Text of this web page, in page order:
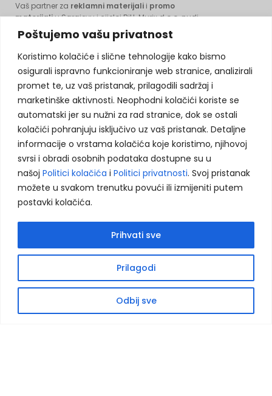
Koristimo kolačiće kako bismo poboljšali vaše
korisničko iskustvo, analizirali saobraćaj i
prikazali prilagođeni sadržaj. Više informacija
možete pronaći u našojPolitici privatnostii
Politici kolačića .
Odbij neophodne
Postavke
Poštujemo vašu privatnost
Koristimo kolačiće i slične tehnologije kako bismo
osigurali ispravno funkcioniranje web stranice, analizirali
promet te, uz vaš pristanak, prilagodili sadržaj i
marketinške aktivnosti. Neophodni kolačići koriste se
automatski jer su nužni za rad stranice, dok se ostali
kolačići pohranjuju isključivo uz vaš pristanak. Detaljne
informacije o vrstama kolačića koje koristimo, njihovoj
svrsi i obradi osobnih podataka dostupne su u
našoj Politici kolačića i Politici privatnosti. Svoj pristanak
možete u svakom trenutku povući ili izmijeniti putem
postavki kolačića.
Prilagodi
Odbij sve
Prihvati sve
Vaš partner za reklamni materijali i promo
materijaliu Sarajevu i cijeloj BiH. Murix d.o.o. nudi
kompletna rješenja – od kreativnog dizajna i štampe
do brze isporuke. Našipromotivni proizvodi
kvalitetan
štampani reklamni materijal
pomažu
vašem brendu da ostavi prepoznatljiv trag.
Pouzdano, profesionalno i na vrijeme.
KONTAKT INFORMACIJE:
Husein Kapetana Gradaščevića, 74264 Jelah - Tešanj, BiH
agencija.murix@gmail.com
+387 60 308 5713
+387 32 664 364
Shop
Naš katalog
Kontaktirajte nas
Kontaktirajte nas
Open